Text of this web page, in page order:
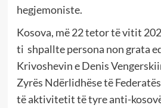
hegjemoniste.
Kosova, më 22 tetor të vitit
ti shpallte persona non grata
Krivoshevin e Denis
Zyrës Ndërlidhëse të
të aktivitetit të tyre anti-